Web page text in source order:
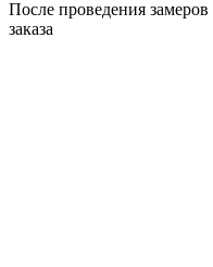
После проведения
заказа